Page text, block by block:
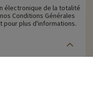
électronique de la totalité
Conditions Générales
pour plus d'informations.
tard 30 jours avant le
le début du séjour.